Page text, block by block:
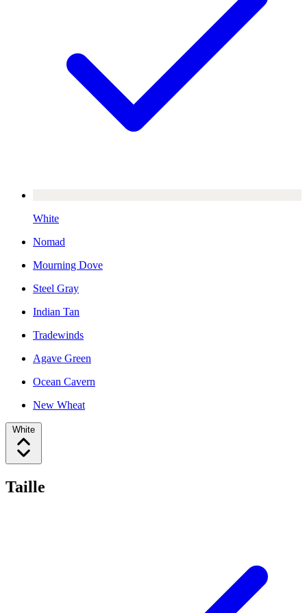
White
Nomad
Mourning Dove
Steel Gray
Indian Tan
Tradewinds
Agave Green
Ocean Cavern
New Wheat
White
Taille